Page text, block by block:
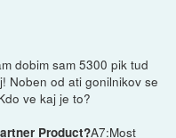
dobim sam 5300 pik tud
Noben od ati gonilnikov se
ve kaj je to?
Product?A7:Most